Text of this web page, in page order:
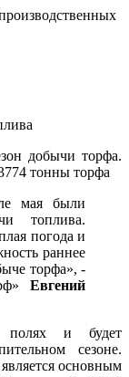
добычи торфа.
тонны торфа
мая были
топлива.
погода и
раннее
торфа», -
Евгений
полях и будет
сезоне.
основным